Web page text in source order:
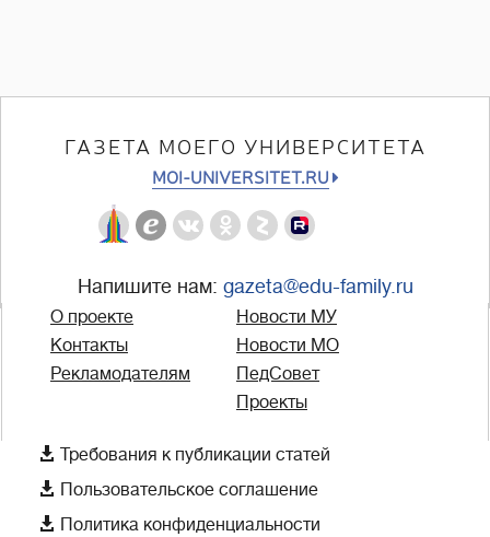
ГАЗЕТА МОЕГО УНИВЕРСИТЕТА
MOI-UNIVERSITET.RU
Напишите нам: gazeta@edu-family.ru
О проекте
Контакты
Рекламодателям
Новости МУ
Новости МО
ПедСовет
Проекты
 Требования к публикации статей
 Пользовательское соглашение
 Политика конфиденциальности